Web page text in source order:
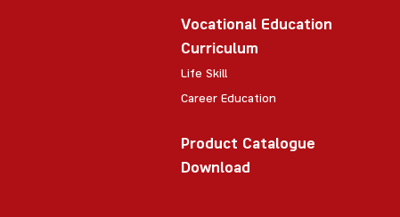
Vocational Education
Curriculum
Life Skill
Career Education
Product Catalogue
Download